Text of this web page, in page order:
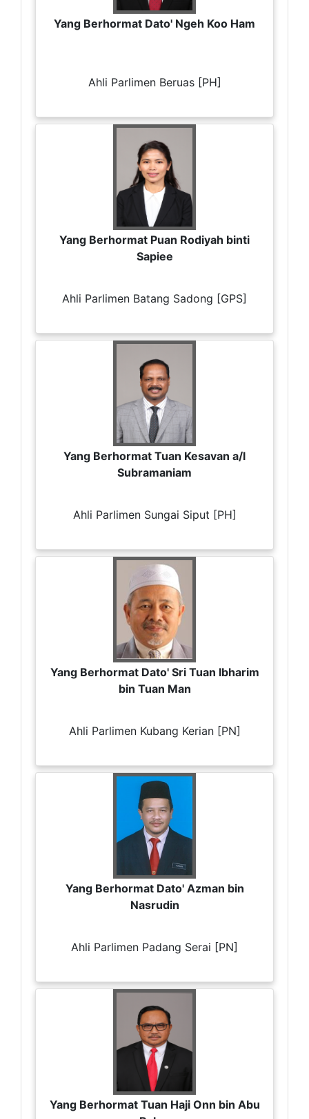
Yang Berhormat Dato' Ngeh Koo Ham
Ahli Parlimen Beruas [PH]
Yang Berhormat Puan Rodiyah binti
Sapiee
Ahli Parlimen Batang Sadong [GPS]
Yang Berhormat Tuan Kesavan a/l
Subramaniam
Ahli Parlimen Sungai Siput [PH]
Yang Berhormat Dato' Sri Tuan Ibharim
bin Tuan Man
Ahli Parlimen Kubang Kerian [PN]
Yang Berhormat Dato' Azman bin
Nasrudin
Ahli Parlimen Padang Serai [PN]
Yang Berhormat Tuan Haji Onn bin Abu